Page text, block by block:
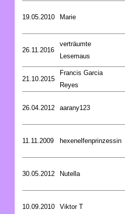
19.05.2010 Marie
26.11.2016
verträumte
Lesemaus
21.10.2015
Francis Garcia
Reyes
26.04.2012 aarany123
11.11.2009 hexenelfenprinzessin
30.05.2012 Nutella
10.09.2010 Viktor T